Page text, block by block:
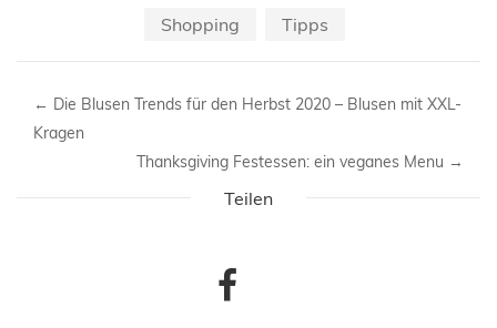
Shopping
Tipps
← Die Blusen Trends für den Herbst 2020 – Blusen mit XXL-
Kragen
Thanksgiving Festessen: ein veganes Menu →
Teilen